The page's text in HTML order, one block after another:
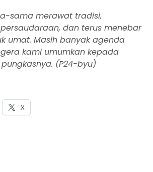
sama merawat tradisi,
dan terus menebar
umat. Masih banyak agenda
kami umumkan kepada
(P24-byu)
X